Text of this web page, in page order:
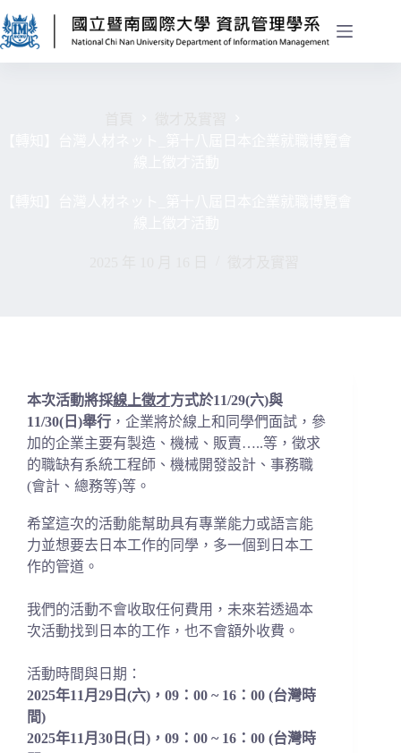
本次活動將採線上徵才方式於11/29(六)與
11/30(日)舉行 ，企業將於線上和同學們面試，參
加的企業主要有製造、機械、販賣…..等，徵求
的職缺有系統工程師、機械開發設計、事務職
(會計、總務等)等。
希望這次的活動能幫助具有專業能力或語言能
力並想要去日本工作的同學，多一個到日本工
作的管道。
我們的活動不會收取任何費用，未來若透過本
次活動找到日本的工作，也不會額外收費。
活動時間與日期：
2025年11月29日(六)，09：00 ~ 16：00 (台灣時
間)
2025年11月30日(日)，09：00 ~ 16：00 (台灣時